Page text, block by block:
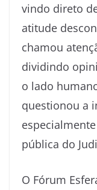
vindo direto
atitude
chamou
dividindo
o lado
questionou a
pública do
O Fórum